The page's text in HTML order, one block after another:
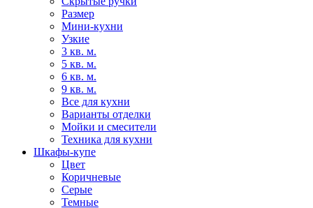
Размер
Мини-кухни
Узкие
3 кв. м.
5 кв. м.
6 кв. м.
9 кв. м.
Все для кухни
Варианты отделки
Мойки и смесители
Техника для кухни
Шкафы-купе
Цвет
Коричневые
Серые
Темные